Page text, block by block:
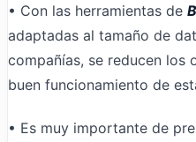
• Con las herramientas de
adaptadas al tamaño de
compañías, se reducen los
buen funcionamiento de
• Es muy importante de